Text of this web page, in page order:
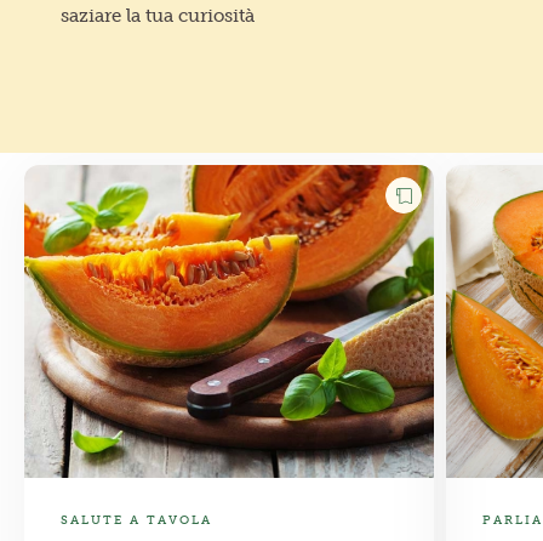
saziare la tua curiosità
SALUTE A TAVOLA